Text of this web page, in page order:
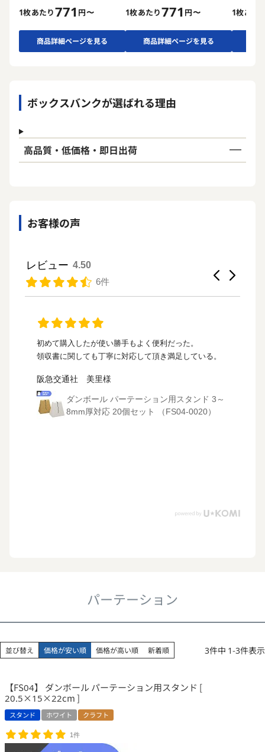
1枚あたり771 円〜
商品詳細ページを見る
1枚あたり771 円〜
商品詳細ページを見る
1枚あた
ボックスバンクが選ばれる理由
高品質・低価格・即日出荷
お客様の声
レビュー 4.50
6件
初めて購入したが使い勝手もよく便利だった。
領収書に関しても丁寧に対応して頂き満足している。
阪急交通社 美里様
ダンボール パーテーション用スタンド 3～
8mm厚対応 20個セット （FS04-0020）
パーテーション
並び替え 価格が安い順 価格が高い順 新着順 3件中 1-3件表示
【FS04】 ダンボール パーテーション用スタンド [
20.5×15×22cm ]
スタンド ホワイト クラフト
1件